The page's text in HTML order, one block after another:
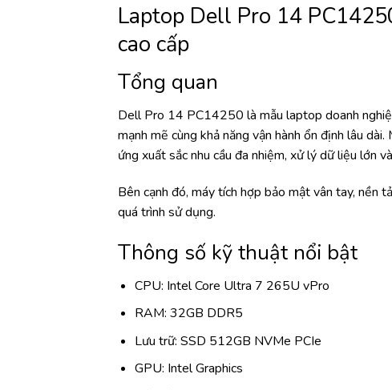
Laptop Dell Pro 14
cao cấp
Tổng quan
Dell Pro 14 PC14250 là mẫu laptop doanh
mạnh mẽ cùng khả năng vận hành ổn định lâu
ứng xuất sắc nhu cầu đa nhiệm, xử lý dữ liệu lớn
Bên cạnh đó, máy tích hợp bảo mật vân tay, nền
quá trình sử dụng.
Thông số kỹ thuật nổi bật
CPU: Intel Core Ultra 7 265U vPro
RAM: 32GB DDR5
Lưu trữ: SSD 512GB NVMe PCIe
GPU: Intel Graphics